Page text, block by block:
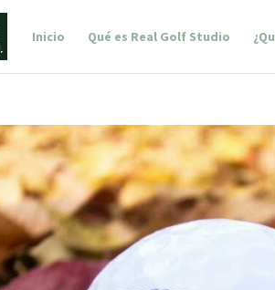
Inicio Qué es Real Golf Studio